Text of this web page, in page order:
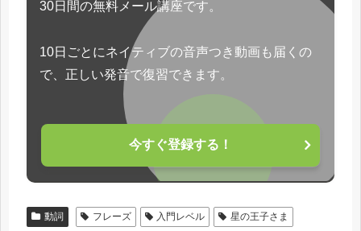
30日間の無料メール講座です。
10日ごとにネイティブの音声つき動画も届くの
で、正しい発音で復習できます。
今すぐ登録する！
動詞 フレーズ 入門レベル 星の王子さま